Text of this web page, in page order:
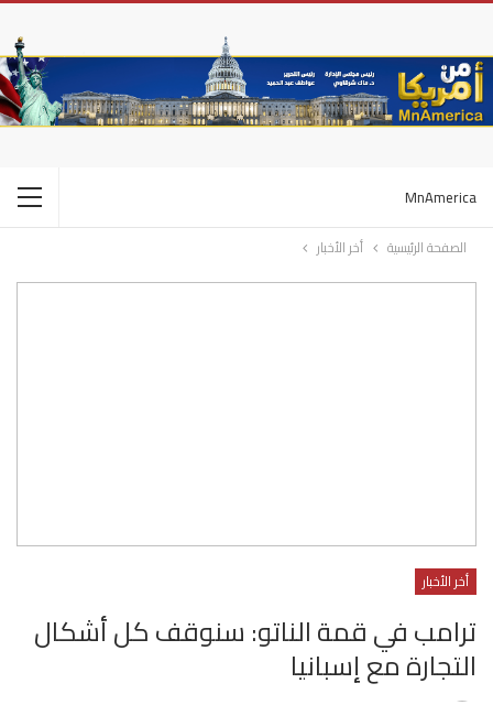
MnAmerica
الصفحة الرئيسية أخر الأخبار
أخر الأخبار
ترامب في قمة الناتو: سنوقف كل أشكال
التجارة مع إسبانيا